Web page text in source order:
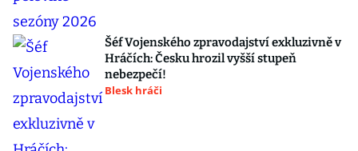
Šéf Vojenského zpravodajství exkluzivně v
Hráčích: Česku hrozil vyšší stupeň
nebezpečí!
Blesk hráči